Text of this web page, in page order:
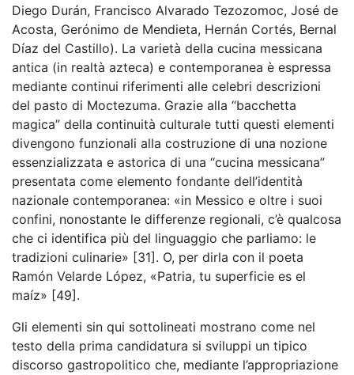
Diego Durán, Francisco Alvarado Tezozomoc, José de
Acosta, Gerónimo de Mendieta, Hernán Cortés, Bernal
Díaz del Castillo). La varietà della cucina messicana
antica (in realtà azteca) e contemporanea è espressa
mediante continui riferimenti alle celebri descrizioni
del pasto di Moctezuma. Grazie alla “bacchetta
magica” della continuità culturale tutti questi elementi
divengono funzionali alla costruzione di una nozione
essenzializzata e astorica di una “cucina messicana”
presentata come elemento fondante dell’identità
nazionale contemporanea: «in Messico e oltre i suoi
confini, nonostante le differenze regionali, c’è qualcosa
che ci identifica più del linguaggio che parliamo: le
tradizioni culinarie» [31]. O, per dirla con il poeta
Ramón Velarde López, «Patria, tu superficie es el
maíz» [49].
Gli elementi sin qui sottolineati mostrano come nel
testo della prima candidatura si sviluppi un tipico
discorso gastropolitico che, mediante l’appropriazione